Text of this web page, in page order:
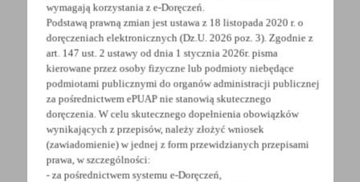
POWRÓT UDOSTĘPNIJ
POPRZEDNI NASTĘPNY
Spodobała Ci się informacja? Zostaw nam swoją opinię
- to dla Ciebie staramy się być najlepsi, a Twoje zdanie
bardzo nam w tym pomoże!
wymagają korzystania z e-Doręczeń.
Podstawą prawną zmian jest ustawa z 18 listopada 2020 r. o
doręczeniach elektronicznych (Dz.U. 2026 poz. 3). Zgodnie z
art. 147 ust. 2 ustawy od dnia 1 stycznia 2026r. pisma
kierowane przez osoby fizyczne lub podmioty niebędące
podmiotami publicznymi do organów administracji publicznej
za pośrednictwem ePUAP nie stanowią skutecznego
doręczenia. W celu skutecznego dopełnienia obowiązków
wynikających z przepisów, należy złożyć wniosek
(zawiadomienie) w jednej z form przewidzianych przepisami
prawa, w szczególności:
- za pośrednictwem systemu e-Doręczeń,